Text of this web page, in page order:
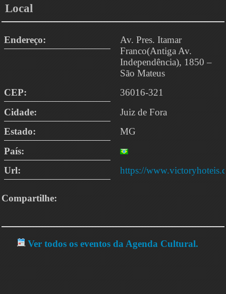
Local
Endereço:
Av. Pres. Itamar
Franco(Antiga Av.
Independência), 1850 –
São Mateus
CEP:
36016-321
Cidade:
Juiz de Fora
Estado:
MG
País:
Url:
https://
Compartilhe:
Ver todos os eventos da Agenda Cultural.